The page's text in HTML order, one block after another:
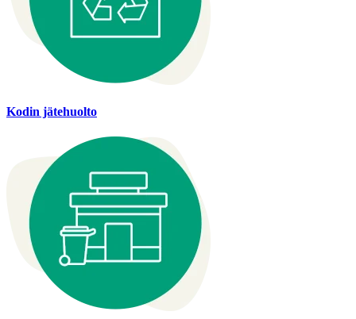
Kodin jätehuolto